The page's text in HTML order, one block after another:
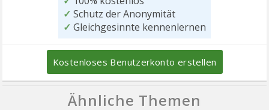
✓ Schutz der Anonymität
✓ Gleichgesinnte kennenlernen
Kostenloses Benutzerkonto erstellen
Ähnliche Themen